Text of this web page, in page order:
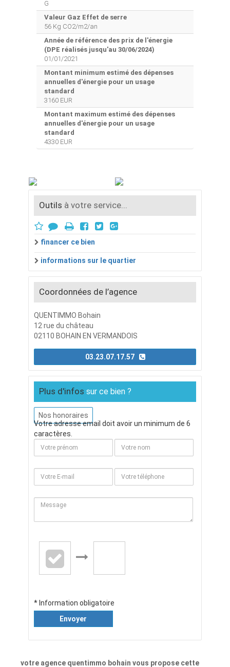
G
Valeur Gaz Effet de serre
56 Kg CO2/m2/an
Année de référence des prix de l'énergie
(DPE réalisés jusqu'au 30/06/2024)
01/01/2021
Montant minimum estimé des dépenses
annuelles d'énergie pour un usage
standard
3160 EUR
Montant maximum estimé des dépenses
annuelles d'énergie pour un usage
standard
4330 EUR
Outils à votre service...
financer ce bien
informations sur le quartier
Coordonnées de l’agence
QUENTIMMO Bohain
12 rue du château
02110 BOHAIN EN VERMANDOIS
Plus d'infos sur ce bien ?
Nos honoraires
Votre adresse email doit avoir un minimum de 6
caractères.
* Information obligatoire
Envoyer
votre agence quentimmo bohain vous propose cette